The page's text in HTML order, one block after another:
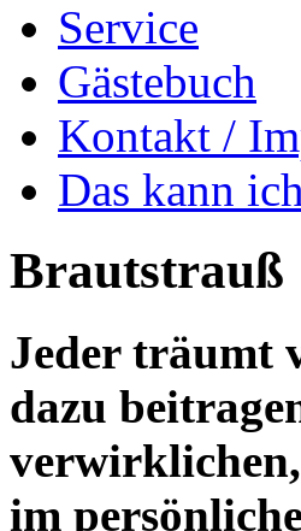
Service
Gästebuch
Kontakt /
Das kann
Brautstrauß
Jeder träumt
dazu
im